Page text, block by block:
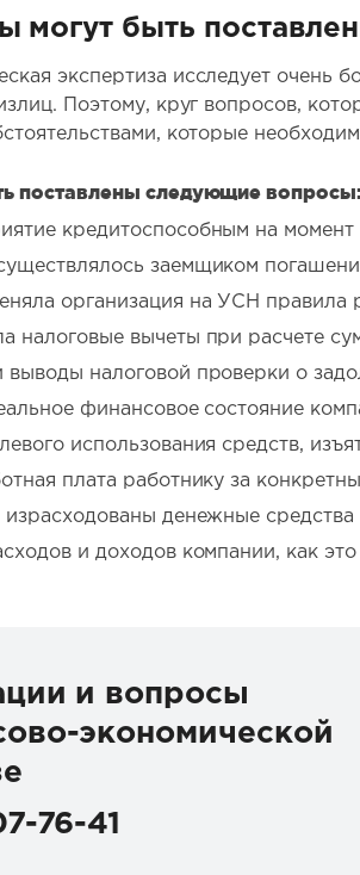
могут быть
экспертиза исследует очень
Поэтому, круг вопросов,
которые
поставлены следующие
кредитоспособным на момент
заемщиком
организация на УСН правила
налоговые вычеты при расчете
налоговой проверки о
финансовое состояние
использования средств,
плата работнику за
денежные
и доходов компании, как
и вопросы
экономической
76-41